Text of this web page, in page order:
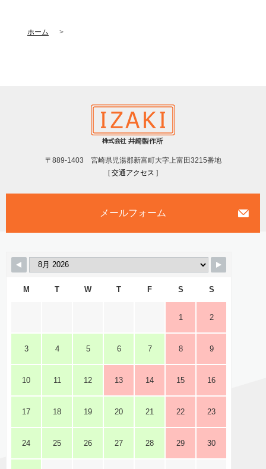
ホーム
〒889-1403 宮崎県児湯郡新富町大字上富田3215番地
[交通アクセス ]
メールフォーム
M T W T F S S
1 2
3 4 5 6 7 8 9
10 11 12 13 14 15 16
17 18 19 20 21 22 23
24 25 26 27 28 29 30